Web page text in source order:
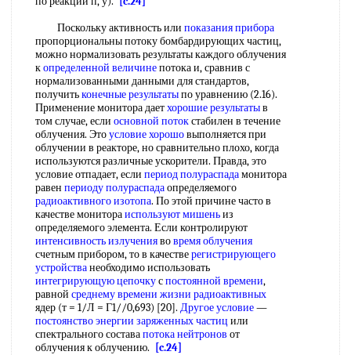
Поскольку активность или показания прибора
пропорциональны потоку бомбардирующих частиц,
можно нормализовать результаты каждого облучения
копределенной величинепотока и, сравнив с
нормализованными данными для стандартов,
получитьконечные результатыпо уравнению (2.16).
Применение монитора даетхорошие результатыв
том случае, если основной потокстабилен в течение
облучения. Этоусловие хорошовыполняется при
облучении в реакторе, но сравнительно плохо, когда
используются различные ускорители. Правда, это
условие отпадает, если период полураспадамонитора
равен периоду полураспадаопределяемого
радиоактивного изотопа. По этой причине часто в
качестве монитораиспользуют мишеньиз
определяемого элемента. Если контролируют
интенсивность излучениявовремя облучения
счетным прибором, то в качестверегистрирующего
устройстванеобходимо использовать
интегрирующую цепочкуспостоянной времени,
равной среднему времени жизни радиоактивных
ядер (т = 1/Л = Г1//0,693) [20]. Другое условие—
постоянство энергии заряженных частиц или
спектрального составапотока нейтронов от
облучения к облучению.
[c.24]